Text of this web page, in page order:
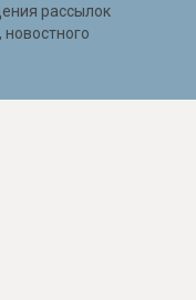
рассылок